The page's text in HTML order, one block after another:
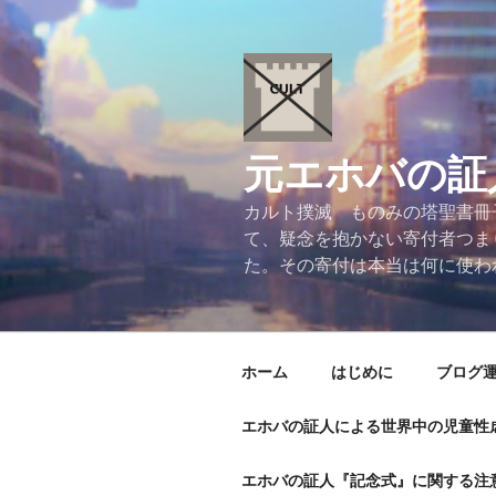
ン
ン
ツ
へ
キ
プ
元エホバの
カルト撲滅 ものみの塔聖書冊
て、疑念を抱かない寄付者つ
た。その寄付は本当は何に使
ホーム はじめに ブログ
エホバの証人による世界中の児童性
エホバの証人『記念式』に関する注